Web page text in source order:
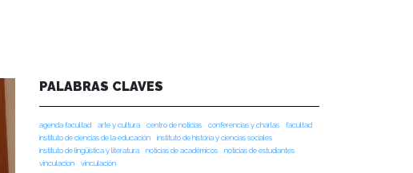
PALABRAS CLAVES
agenda facultad arte y cultura centro de noticias conferencias y charlas
facultad
instituto de ciencias de la educación
instituto de historia y ciencias sociales
instituto de lingüística y literatura
noticias de académicos
noticias de estudiantes
vinculacion
vinculación